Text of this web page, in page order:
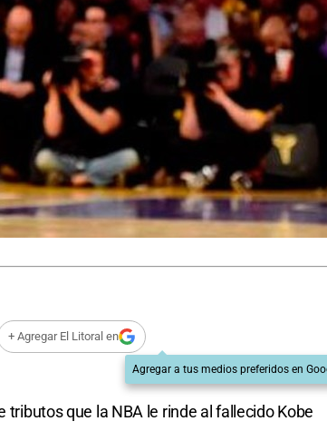
+ Agregar El Litoral en
Agregar a tus medios preferidos en
que la NBA le rinde al fallecido Kobe